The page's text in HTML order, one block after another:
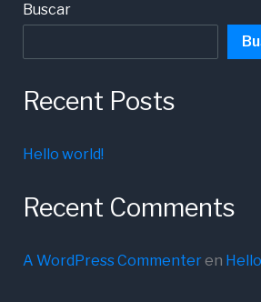
Buscar
Recent Posts
Hello world!
Recent Comments
A WordPress Commenteren